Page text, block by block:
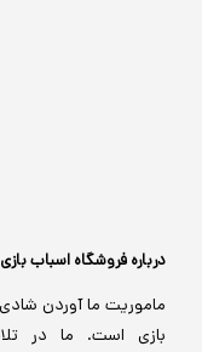
درباره فروشگاه اسباب
ماموریت ما آوردن
بازی است. ما در